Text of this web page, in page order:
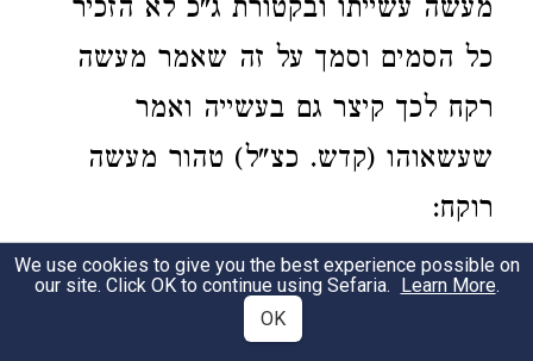
מעשה עשייתו ובקטורת ג"כ לא הזכיר
כל הסמים וסמך על זה שאמר מעשה
רקח לכך קיצר גם בעשייה ואמר
שעשאוהו (קדש. כצ"ל) טהור מעשה
רוקח:
ויעש את שמן המשחה קודש, “He made the
oil of anointing, holy;” the reason why the
Torah adds the adjective קודש when
We use cookies to give you the best experience possible on
our site. Click OK to continue using Sefaria. Learn More.
OK